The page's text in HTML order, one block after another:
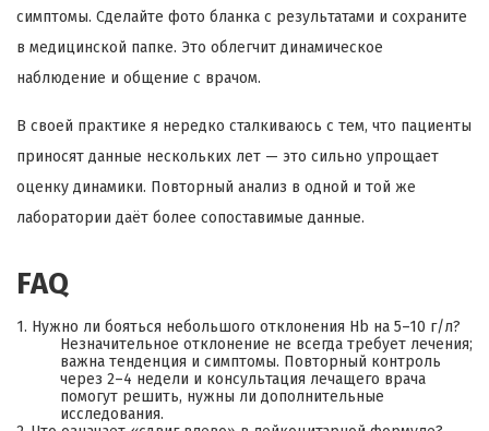
симптомы. Сделайте фото бланка с результатами и сохраните
в медицинской папке. Это облегчит динамическое
наблюдение и общение с врачом.
В своей практике я нередко сталкиваюсь с тем, что пациенты
приносят данные нескольких лет — это сильно упрощает
оценку динамики. Повторный анализ в одной и той же
лаборатории даёт более сопоставимые данные.
FAQ
1. Нужно ли бояться небольшого отклонения Hb на 5–10 г/л?
Незначительное отклонение не всегда требует лечения;
важна тенденция и симптомы. Повторный контроль
через 2–4 недели и консультация лечащего врача
помогут решить, нужны ли дополнительные
исследования.